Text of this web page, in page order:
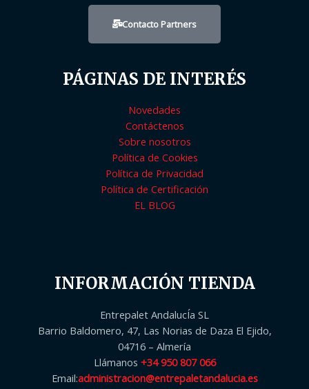
Contacto Partners
PÁGINAS DE INTERÉS
Novedades
Contáctenos
Sobre nosotros
Política de Cookies
Política de Privacidad
Política de Certificación
EL BLOG
INFORMACIÓN TIENDA
Entrepalet AndalucÍa SL
Barrio Baldomero, 47, Las Norias de Daza El Ejido,
04716 – Almería
Llámanos +34 950 807 066
Email:administracion@entrepaletandalucia.es